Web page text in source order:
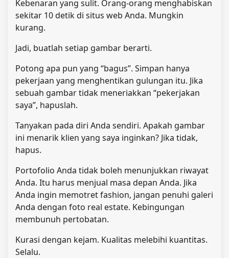
Kebenaran yang sulit. Orang-orang menghabiskan
sekitar 10 detik di situs web Anda. Mungkin
kurang.
Jadi, buatlah setiap gambar berarti.
Potong apa pun yang “bagus”. Simpan hanya
pekerjaan yang menghentikan gulungan itu. Jika
sebuah gambar tidak meneriakkan “pekerjakan
saya”, hapuslah.
Tanyakan pada diri Anda sendiri. Apakah gambar
ini menarik klien yang saya inginkan? Jika tidak,
hapus.
Portofolio Anda tidak boleh menunjukkan riwayat
Anda. Itu harus menjual masa depan Anda. Jika
Anda ingin memotret fashion, jangan penuhi galeri
Anda dengan foto real estate. Kebingungan
membunuh pertobatan.
Kurasi dengan kejam. Kualitas melebihi kuantitas.
Selalu.